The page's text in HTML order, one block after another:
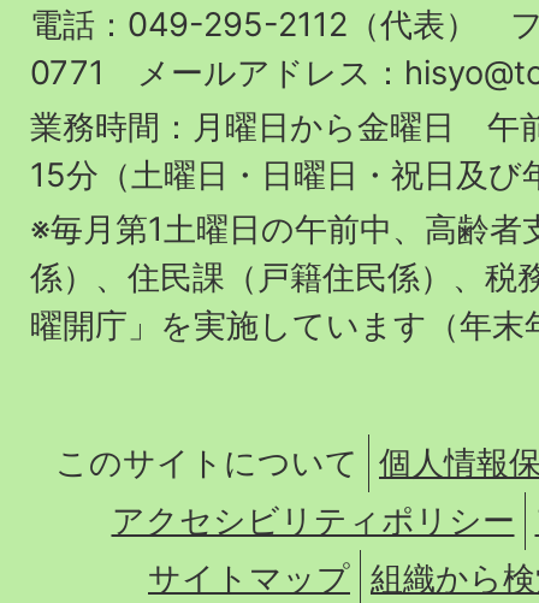
役
場
電話：049-295-2112（代表）
0771 メールアドレス：
業務時間：月曜日から金曜日 午
15分（土曜日・日曜日・祝日及び
※毎月第1土曜日の午前中、高齢者
係）、住民課（戸籍住民係）、税
曜開庁」を実施しています（年末
このサイトについて
個人情報
アクセシビリティポリシー
サイトマップ 組織から